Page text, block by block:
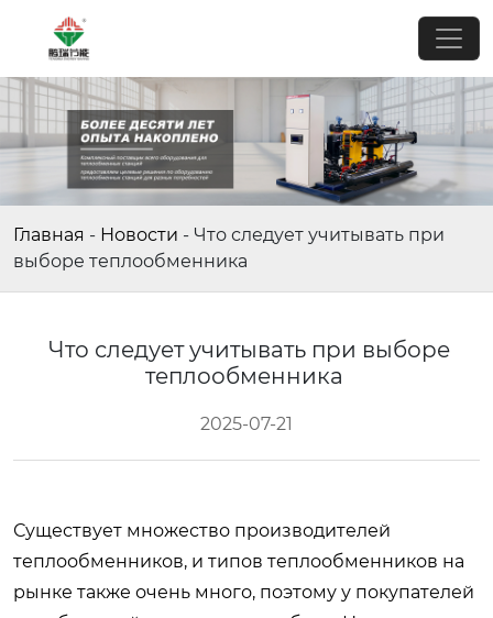
Главная - Новости - Что следует учитывать при
выборе теплообменника
Что следует учитывать при выборе
теплообменника
2025-07-21
Существует множество производителей
теплообменников, и типов теплообменников на
рынке также очень много, поэтому у покупателей